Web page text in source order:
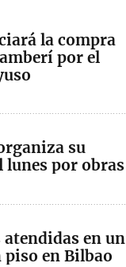
la compra
por el
su
lunes por obras
atendidas en un
en Bilbao